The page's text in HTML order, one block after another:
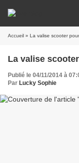
Accueil » La valise scooter
La valise
Publié le 04/11/2014 à
Par Lucky Sophie